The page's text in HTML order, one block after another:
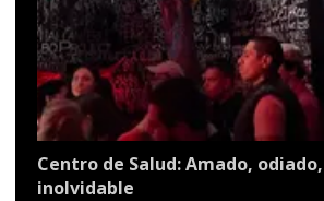
Centro de Salud: Amado, odiado,
inolvidable